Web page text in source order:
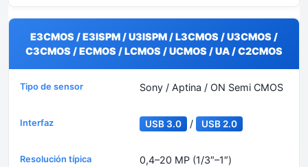
E3CMOS / E3ISPM / U3ISPM / L3CMOS / U3CMOS /
C3CMOS / ECMOS / LCMOS / UCMOS / UA / C2CMOS
Sony / Aptina / ON Semi CMOS
USB 3.0 / USB 2.0
0,4–20 MP (1/3″–1″)